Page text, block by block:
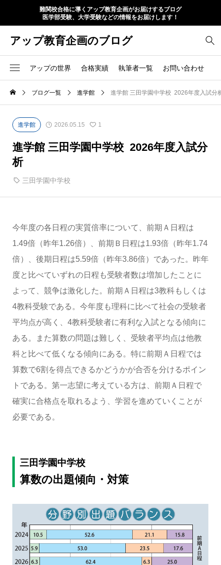
難関校合格に導くアップ教育企画がお届けするブログ
医学部受験、大学受験などの情報をお届けします！
アップ教育企画のブログ
アップの世界 合格実績 執筆者一覧 お問い合わせ
ブログ一覧 進学館 進学館 三田学園中学校 2026年度入試分
進学館 2026.05.15 1
進学館 三田学園中学校 2026年度入試分
析
三田学園中学校
今年度の各日程の実質倍率について、前期Ａ日程は
1.49倍（昨年1.26倍）、前期Ｂ日程は1.93倍（昨年1.74
倍）、後期日程は5.59倍（昨年3.86倍）であった。昨年
度と比べていずれの日程も受験者数は増加したことに
よって、競争は激化した。前期Ａ日程は3教科もしくは
4教科受験である。今年度も理科に比べて社会の受験者
平均点が高く、4教科受験者に有利な入試となる傾向に
ある。また算数の問題は難しく、受験者平均点は他教
科と比べて低くなる傾向にある。特に前期Ａ日程では
算数で6割を得点できるかどうかが合否を分けるポイン
トである。第一志望に考えている方は、前期Ａ日程で
確実に合格点を取れるよう、学習を進めていくことが
必要である。
三田学園中学校
算数の出題傾向・対策